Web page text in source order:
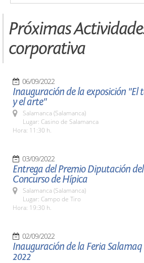
Próximas
corporativa
06/09/2022
Inauguración de la exposición "El
y el arte"
Salamanca (Salamanca)
Lugar: Casino de Salamanca
Hora: 11:30 h.
03/09/2022
Entrega del Premio Diputación del
Concurso de Hípica
Salamanca (Salamanca)
Lugar: Campo de Tiro
Hora: 19:30 h.
02/09/2022
Inauguración de la Feria Salamaq
2022